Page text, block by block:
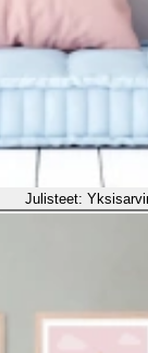
Julisteet: